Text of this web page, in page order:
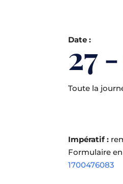
Date :
27
Toute la
Impératif :
Formulaire
1700476083